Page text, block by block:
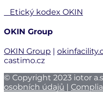
Etický kodex OKIN
OKIN Group
OKIN Group |
castimo.cz
© Copyright 2023 iotor
osobních údajů |